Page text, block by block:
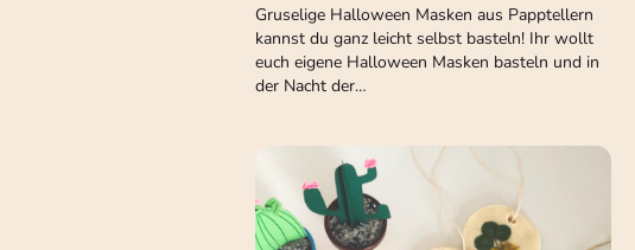
Gruselige Halloween Masken aus Papptellern
kannst du ganz leicht selbst basteln! Ihr wollt
euch eigene Halloween Masken basteln und in
der Nacht der…